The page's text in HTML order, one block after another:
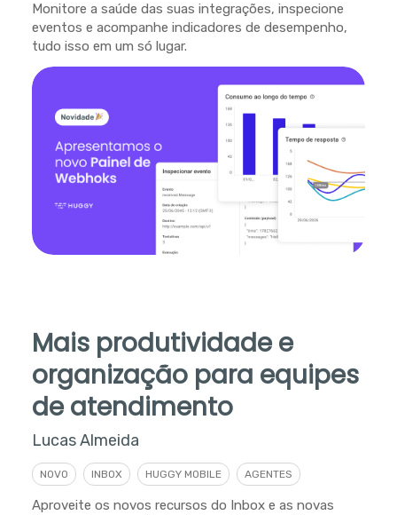
Monitore a saúde das suas integrações, inspecione
eventos e acompanhe indicadores de desempenho,
tudo isso em um só lugar.
Mais produtividade e
organização para equipes
de atendimento
Lucas Almeida
NOVO INBOX HUGGY MOBILE AGENTES
Aproveite os novos recursos do Inbox e as novas